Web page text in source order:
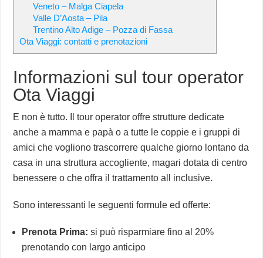
Veneto – Malga Ciapela
Valle D’Aosta – Pila
Trentino Alto Adige – Pozza di Fassa
Ota Viaggi: contatti e prenotazioni
Informazioni sul tour operator
Ota Viaggi
E non è tutto. Il tour operator offre strutture dedicate
anche a mamma e papà o a tutte le coppie e i gruppi di
amici che vogliono trascorrere qualche giorno lontano da
casa in una struttura accogliente, magari dotata di centro
benessere o che offra il trattamento all inclusive.
Sono interessanti le seguenti formule ed offerte:
Prenota Prima: si può risparmiare fino al 20%
prenotando con largo anticipo